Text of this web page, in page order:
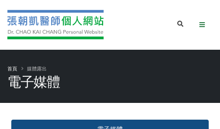
電子媒體
首頁 媒體露出